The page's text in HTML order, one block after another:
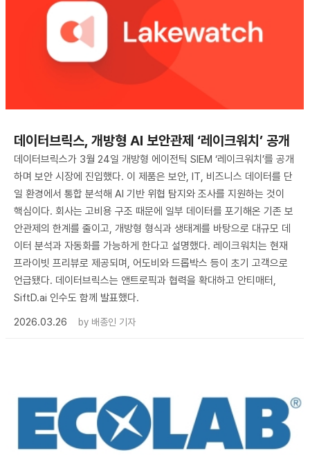
데이터브릭스, 개방형 AI 보안관제 ‘레이크워치’ 공개
데이터브릭스가 3월 24일 개방형 에이전틱 SIEM ‘레이크워치’를 공개
하며 보안 시장에 진입했다. 이 제품은 보안, IT, 비즈니스 데이터를 단
일 환경에서 통합 분석해 AI 기반 위협 탐지와 조사를 지원하는 것이
핵심이다. 회사는 고비용 구조 때문에 일부 데이터를 포기해온 기존 보
안관제의 한계를 줄이고, 개방형 형식과 생태계를 바탕으로 대규모 데
이터 분석과 자동화를 가능하게 한다고 설명했다. 레이크워치는 현재
프라이빗 프리뷰로 제공되며, 어도비와 드롭박스 등이 초기 고객으로
언급됐다. 데이터브릭스는 앤트로픽과 협력을 확대하고 안티매터,
SiftD.ai 인수도 함께 발표했다.
2026.03.26
by 배종인 기자